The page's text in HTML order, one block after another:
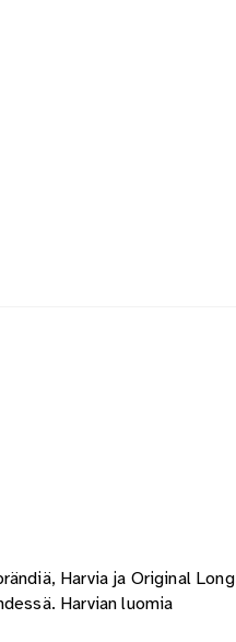
Harvia ja Original Long
Harvian luomia